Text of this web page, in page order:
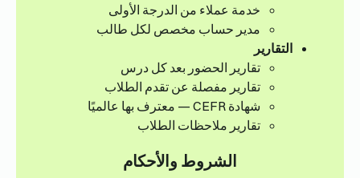
خدمة عملاء من الدرجة الأولى
مدير حساب مخصص لكل طالب
التقارير
تقارير الحضور بعد كل درس
تقارير مفصلة عن تقدم الطلاب
شهادة CEFR — معترف بها عالميًا
تقارير ملاحظات الطلاب
الشروط والأحكام